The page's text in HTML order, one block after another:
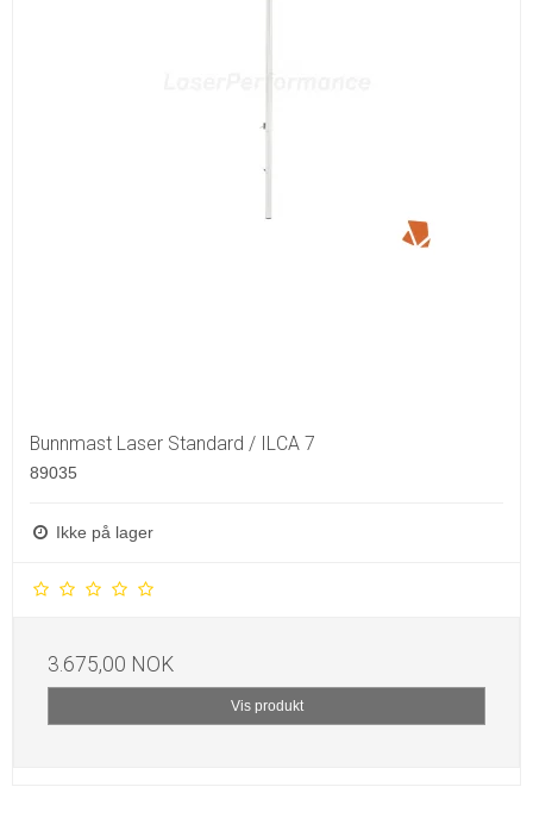
Bunnmast Laser Standard / ILCA 7
89035
Ikke på lager
3.675,00 NOK
Vis produkt